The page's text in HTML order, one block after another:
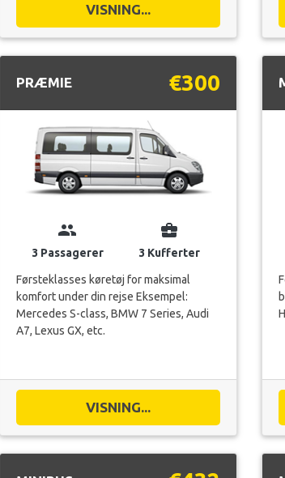
group
3 Passagerer
business_center
3 Kufferter
komfort under din rejse Eksempel:
Mercedes S-class, BMW 7 Series, Audi
A7, Lexus GX, etc.
VISNING...